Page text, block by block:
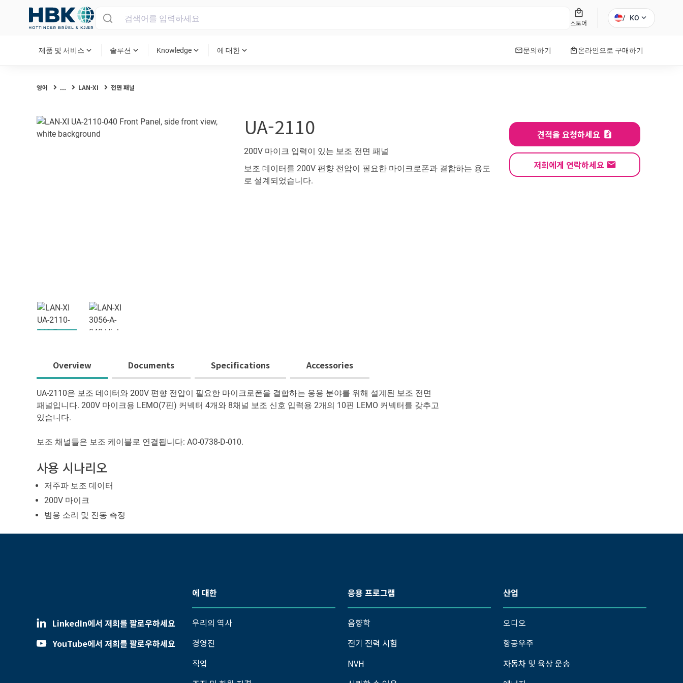
local_mall
스토어
/ KO expand_more
제품 및 서비스 expand_more 솔루션 expand_more Knowledge expand_more 에 대한 expand_more mail문의하기 local_mall온라인으로 구매하기
영어 ... LAN-XI 전면 패널
UA-2110
200V 마이크 입력이 있는 보조 전면 패널
보조 데이터를 200V 편향 전압이 필요한 마이크로폰과 결합하는 용도
로 설계되었습니다.
견적을 요청하세요
저희에게 연락하세요
Overview Documents Specifications Accessories
UA-2110은 보조 데이터와 200V 편향 전압이 필요한 마이크로폰을 결합하는 응용 분야를 위해 설계된 보조 전면
패널입니다. 200V 마이크용 LEMO(7핀) 커넥터 4개와 8채널 보조 신호 입력용 2개의 10핀 LEMO 커넥터를 갖추고
있습니다.
보조 채널들은 보조 케이블로 연결됩니다: AO-0738-D-010.
사용 시나리오
저주파 보조 데이터
200V 마이크
범용 소리 및 진동 측정
LinkedIn에서 저희를 팔로우하세요
YouTube에서 저희를 팔로우하세요
에 대한
우리의 역사
경영진
직업
응용 프로그램
음향학
전기 전력 시험
NVH
산업
오디오
항공우주
자동차 및 육상 운송